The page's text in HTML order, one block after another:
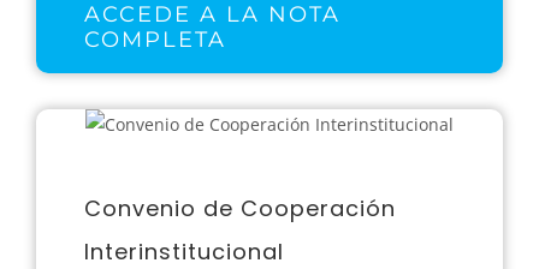
ACCEDE A LA NOTA
COMPLETA
Convenio de Cooperación
Interinstitucional